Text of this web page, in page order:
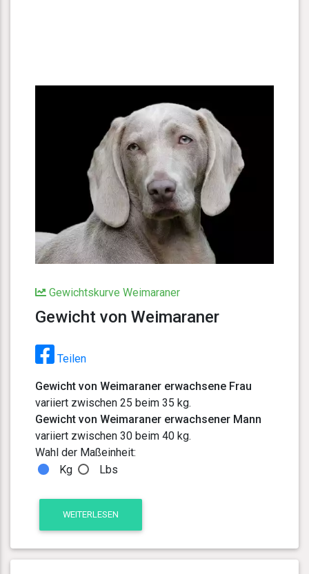
Gewichtskurve Weimaraner
Gewicht von Weimaraner
Teilen
Gewicht von Weimaraner erwachsene Frau
variiert zwischen 25 beim 35 kg.
Gewicht von Weimaraner erwachsener Mann
variiert zwischen 30 beim 40 kg.
Wahl der Maßeinheit:
Kg
Lbs
WEITERLESEN